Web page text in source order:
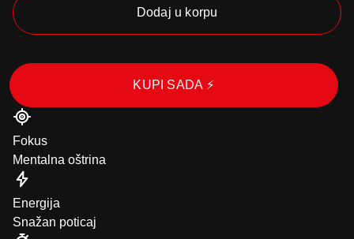
Dodaj u korpu
KUPI SADA ⚡
Fokus
Mentalna oštrina
Energija
Snažan poticaj